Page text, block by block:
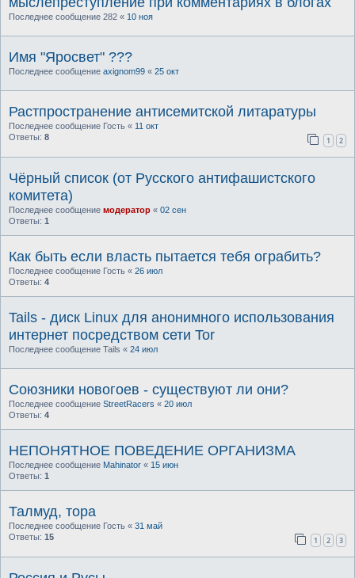
Последнее сообщение 282 « 10 ноя
Имя "Яросвет" ???
Последнее сообщение axignom99 « 25 окт
Растпространение антисемитской литаратуры
Последнее сообщение Гость « 11 окт
Ответы: 8 1 2
Чёрный список (от Русского антифашистского
комитета)
Последнее сообщение модератор « 02 сен
Ответы: 1
Как быть если власть пытается тебя ограбить?
Последнее сообщение Гость « 26 июл
Ответы: 4
Tails - диск Linux для анонимного использования
интернет посредством сети Tor
Последнее сообщение Tails « 24 июл
Союзники новогоев - существуют ли они?
Последнее сообщение StreetRacers « 20 июл
Ответы: 4
НЕПОНЯТНОЕ ПОВЕДЕНИЕ ОРГАНИЗМА
Последнее сообщение Mahinator « 15 июн
Ответы: 1
Талмуд, тора
Последнее сообщение Гость « 31 май
Ответы: 15 1 2 3